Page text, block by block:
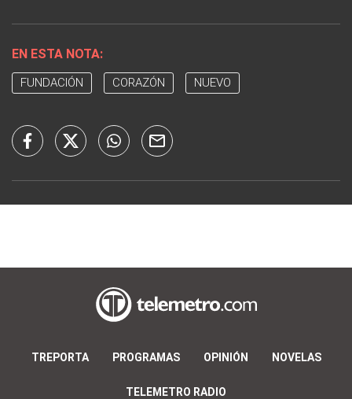
EN ESTA NOTA:
FUNDACIÓN CORAZÓN NUEVO
TREPORTA PROGRAMAS OPINIÓN NOVELAS
TELEMETRO RADIO